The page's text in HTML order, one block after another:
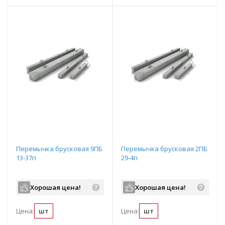
Перемычка брусковая 9ПБ
13-37п
Хорошая цена!
Цена: шт
Перемычка брусковая 2ПБ
29-4п
Хорошая цена!
Цена: шт